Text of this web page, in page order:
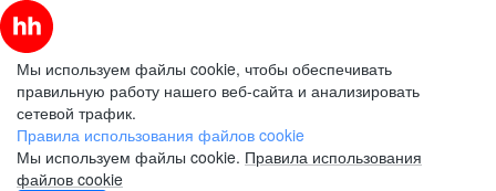
Мы используем файлы cookie, чтобы обеспечивать
правильную работу нашего веб-сайта и анализировать
сетевой трафик.
Правила использования файлов cookie
Мы используем файлы cookie. Правила использования
файлов cookie